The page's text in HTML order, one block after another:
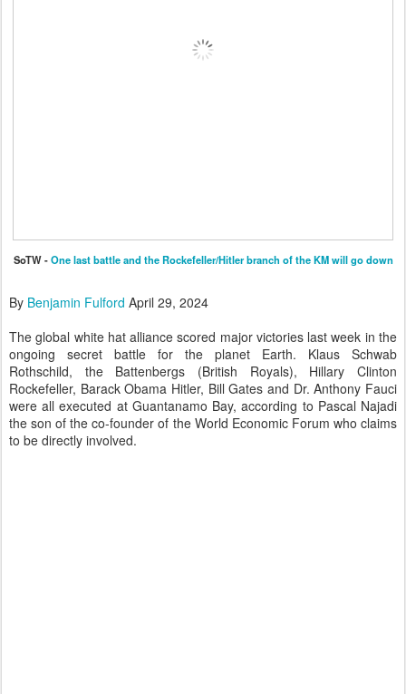
SoTW -One last battle and the Rockefeller/Hitler branch of the KM will go down
By Benjamin Fulford April 29, 2024
The global white hat alliance scored major victories last week in the
ongoing secret battle for the planet Earth. Klaus Schwab
Rothschild, the Battenbergs (British Royals), Hillary Clinton
Rockefeller, Barack Obama Hitler, Bill Gates and Dr. Anthony Fauci
were all executed at Guantanamo Bay, according to Pascal Najadi
the son of the co-founder of the World Economic Forum who claims
to be directly involved.